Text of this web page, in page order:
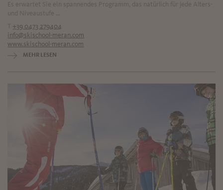
Es erwartet Sie ein spannendes Programm, das natürlich für jede Alters-
und Niveaustufe ...
T +39 0473 279404
info@skischool-meran.com
www.skischool-meran.com
MEHR LESEN